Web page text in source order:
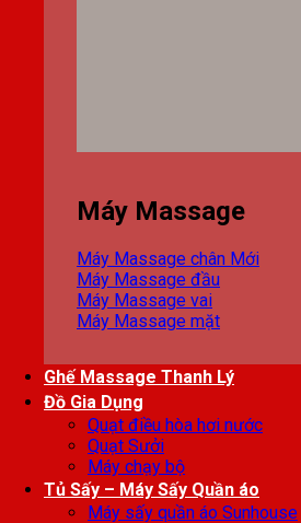
Máy Massage
Máy Massage chân
Máy Massage đầu
Máy Massage vai
Máy Massage mặt
Ghế Massage Thanh Lý
Đồ Gia Dụng
Quạt điều hòa hơi nước
Quạt Sưởi
Máy chạy bộ
Tủ Sấy – Máy Sấy Quần áo
Máy sấy quần áo Sunhouse